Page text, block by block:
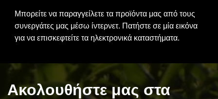
Μπορείτε να παραγγείλετε τα προϊόντα μας από τους
συνεργάτες μας μέσω ίντερνετ. Πατήστε σε μία εικόνα
για να επισκεφτείτε τα ηλεκτρονικά καταστήματα.
Ακολουθήστε μας στα